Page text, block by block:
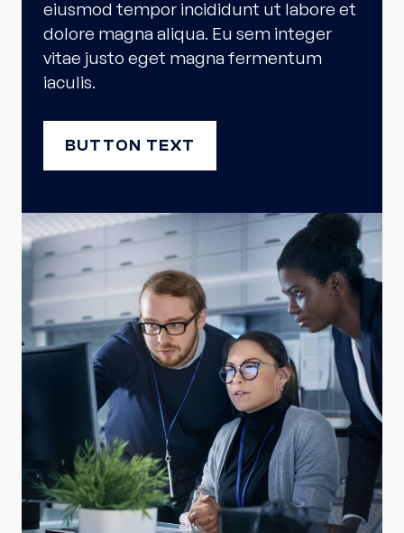
eiusmod tempor incididunt ut labore et
dolore magna aliqua. Eu sem integer
vitae justo eget magna fermentum
iaculis.
BUTTON TEXT